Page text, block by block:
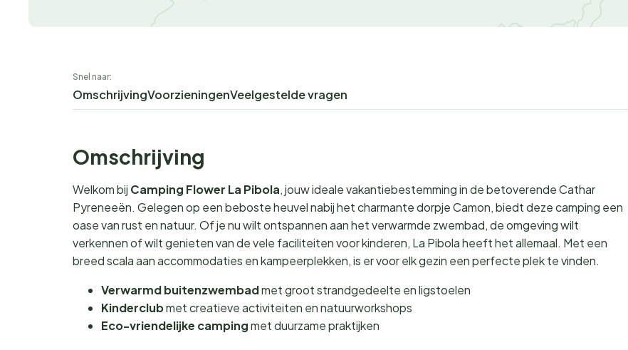
Snel naar:
OmschrijvingVoorzieningenVeelgestelde vragen
Omschrijving
Welkom bij Camping Flower La Pibola, jouw ideale vakantiebestemming in de betoverende Cathar
Pyreneeën. Gelegen op een beboste heuvel nabij het charmante dorpje Camon, biedt deze camping een
oase van rust en natuur. Of je nu wilt ontspannen aan het verwarmde zwembad, de omgeving wilt
verkennen of wilt genieten van de vele faciliteiten voor kinderen, La Pibola heeft het allemaal. Met een
breed scala aan accommodaties en kampeerplekken, is er voor elk gezin een perfecte plek te vinden.
Verwarmd buitenzwembadmet groot strandgedeelte en ligstoelen
Kinderclubmet creatieve activiteiten en natuurworkshops
Eco-vriendelijke campingmet duurzame praktijken